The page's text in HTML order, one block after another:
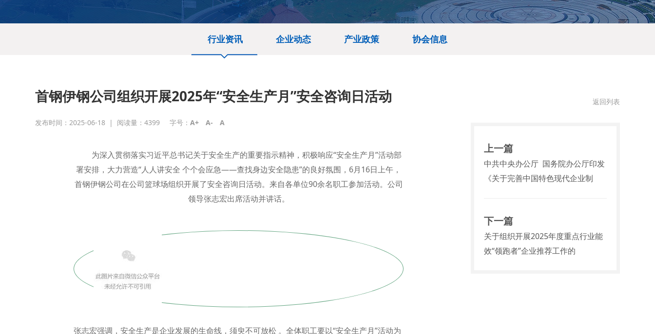
行业资讯 企业动态 产业政策 协会信息
首钢伊钢公司组织开展2025年“安全生产月”安全咨询日活动
发布时间：2025-06-18 | 阅读量： 4399 字号： A+ A- A
为深入贯彻落实习近平总书记关于安全生产的重要指示精神，积极响应“安全生产月”活动部
署安排，大力营造“人人讲安全 个个会应急——查找身边安全隐患”的良好氛围，6月16日上午，
首钢伊钢公司在公司篮球场组织开展了安全咨询日活动。来自各单位90余名职工参加活动。公司
领导张志宏出席活动并讲话。
张志宏强调，安全生产是企业发展的生命线，须臾不可放松 。全体职工要以“安全生产月”活动为
返回列表
上一篇
中共中央办公厅 国务院办公厅印发
《关于完善中国特色现代企业制
下一篇
关于组织开展2025年度重点行业能
效“领跑者”企业推荐工作的